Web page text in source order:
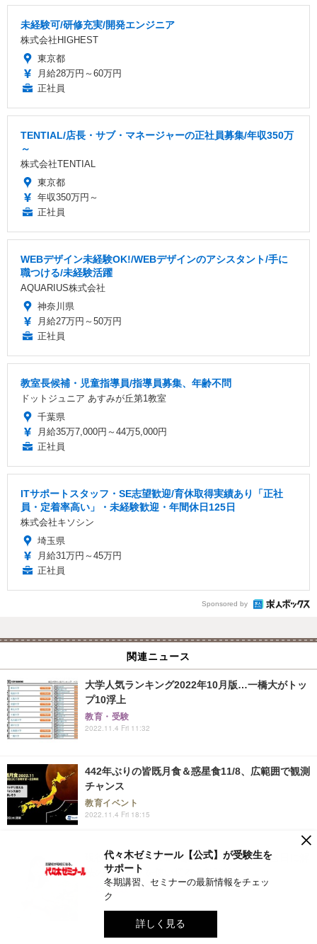
未経験可/研修充実/開発エンジニア
株式会社HIGHEST
東京都
月給28万円～60万円
正社員
TENTIAL/店長・サブ・マネージャーの正社員募集/年収350万
～
株式会社TENTIAL
東京都
年収350万円～
正社員
WEBデザイン未経験OK!/WEBデザインのアシスタント/手に
職つける/未経験活躍
AQUARIUS株式会社
神奈川県
月給27万円～50万円
正社員
教室長候補・児童指導員/指導員募集、年齢不問
ドットジュニア あすみが丘第1教室
千葉県
月給35万7,000円～44万5,000円
正社員
ITサポートスタッフ・SE志望歓迎/育休取得実績あり「正社
員・定着率高い」・未経験歓迎・年間休日125日
株式会社キソシン
埼玉県
月給31万円～45万円
正社員
Sponsored by
関連ニュース
大学人気ランキング2022年10月版…一橋大がトッ
プ10浮上
教育・受験
2022.11.4 Fri 11:32
442年ぶりの皆既月食＆惑星食11/8、広範囲で観測
チャンス
教育イベント
2022.11.4 Fri 18:15
現役医学生YouTuber藤白りりさん「受験当日に解
法のストックを使い切る」勉強法
教育・受験
2022.11.7 Mon 12:15
×
代々木ゼミナール【公式】が受験生を
サポート
冬期講習、セミナーの最新情報をチェッ
ク
詳しく見る